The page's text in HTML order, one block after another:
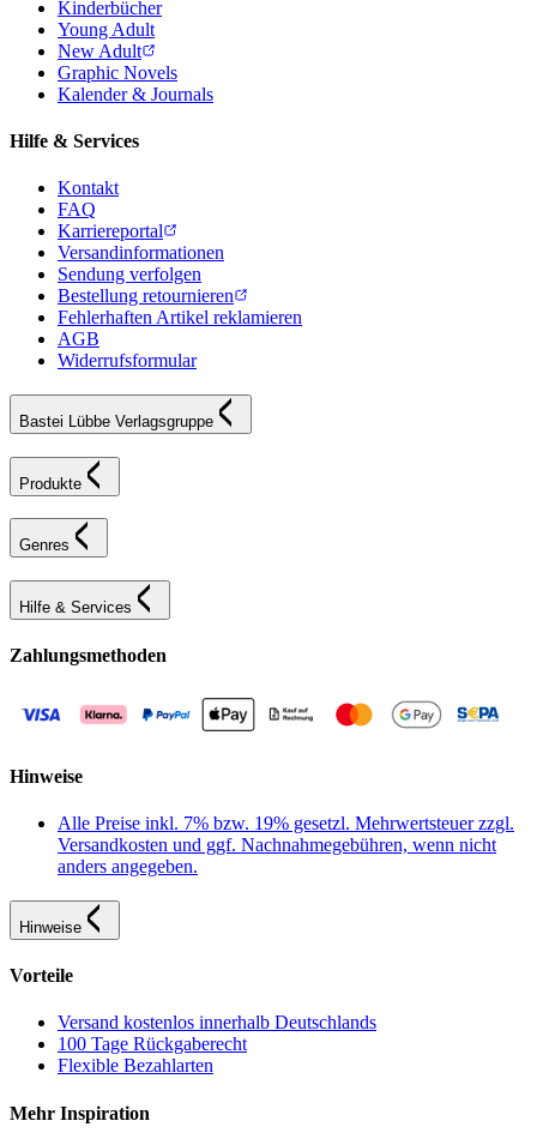
Kinderbücher
Young Adult
New Adult
Graphic Novels
Kalender & Journals
Hilfe & Services
Kontakt
FAQ
Karriereportal
Versandinformationen
Sendung verfolgen
Bestellung retournieren
Fehlerhaften Artikel reklamieren
AGB
Widerrufsformular
Bastei Lübbe Verlagsgruppe
Produkte
Genres
Hilfe & Services
Zahlungsmethoden
Hinweise
Alle Preise inkl. 7% bzw. 19% gesetzl. Mehrwertsteuer zzgl.
Versandkosten und ggf. Nachnahmegebühren, wenn nicht
anders angegeben.
Hinweise
Vorteile
Versand kostenlos innerhalb Deutschlands
100 Tage Rückgaberecht
Flexible Bezahlarten
Mehr Inspiration